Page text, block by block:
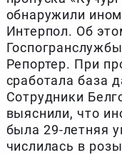
обнаружили
Интерпол. Об
Репортер. При
сработала база
Сотрудники
выяснили, что
была 29-летняя
числилась в